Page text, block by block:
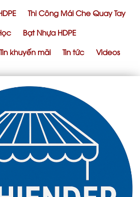
Thi Công Mái Che Quay Tay
Bạt Nhựa HDPE
Tin khuyến mãi Tin tức Videos